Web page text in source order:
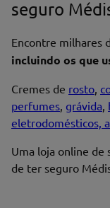
seguro
Encontre milhares
incluindo os que
Cremes de rosto,
perfumes, grávida,
eletrodomésticos,
Uma loja online de
de ter seguro